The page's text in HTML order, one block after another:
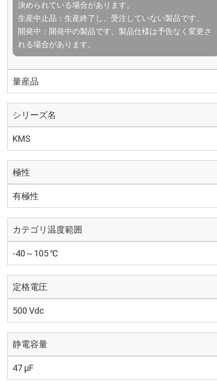
決められている場合があります。
生産中止品：生産終了し、受注していない製品です。
開発中：開発中の製品です。製品仕様は予告なく変更さ
れる場合があります。
量産品
シリーズ名
KMS
極性
有極性
カテゴリ温度範囲
-40～105 ℃
定格電圧
500 Vdc
静電容量
47 µF